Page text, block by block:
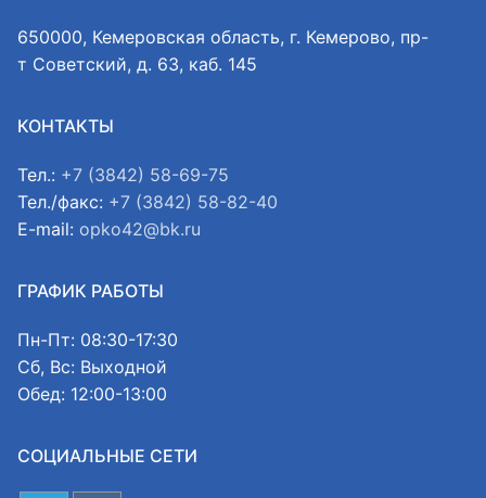
650000, Кемеровская область, г. Кемерово, пр-
т Советский, д. 63, каб. 145
КОНТАКТЫ
Тел.: +7 (3842) 58-69-75
Тел./факс: +7 (3842) 58-82-40
E-mail: opko42@bk.ru
ГРАФИК РАБОТЫ
Пн-Пт: 08:30-17:30
Сб, Вс: Выходной
Обед: 12:00-13:00
СОЦИАЛЬНЫЕ СЕТИ